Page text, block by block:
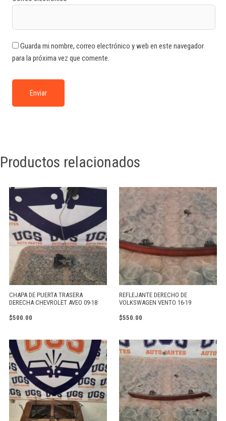
Guarda mi nombre, correo electrónico y web en este navegador
para la próxima vez que comente.
Productos relacionados
CHAPA DE PUERTA TRASERA
DERECHA CHEVROLET AVEO 09-18
$500.00
REFLEJANTE DERECHO DE
VOLKSWAGEN VENTO 16-19
$550.00